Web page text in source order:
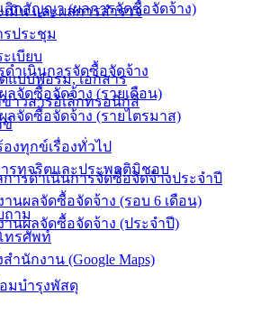
เมิน และผลการสำรวจ
รประชุม
เบียบ
แบบฟอร์ม, เอกสาร
าวสารอิเล็กทรอนิกส์
ข์
องทุกข์เรื่องทั่วไป
ารทุจริตและประพฤติมิชอบ
ถาม
ทรศัพท์
ำนักงาน (Google Maps)
ลิกสัญญา (ผลการจัดซื้อจัดจ้าง)
ดำเนินการจัดซื้อจัดจ้าง
ลจัดซื้อจัดจ้าง (รายเดือน)
ลจัดซื้อจัดจ้าง (รายไตรมาส)
ารดำเนินการจัดซื้อจัดจ้างประจำปี
านผลจัดซื้อจัดจ้าง (รอบ 6 เดือน)
านผลจัดซื้อจัดจ้าง (ประจำปี)
มบำรุงพัสดุ